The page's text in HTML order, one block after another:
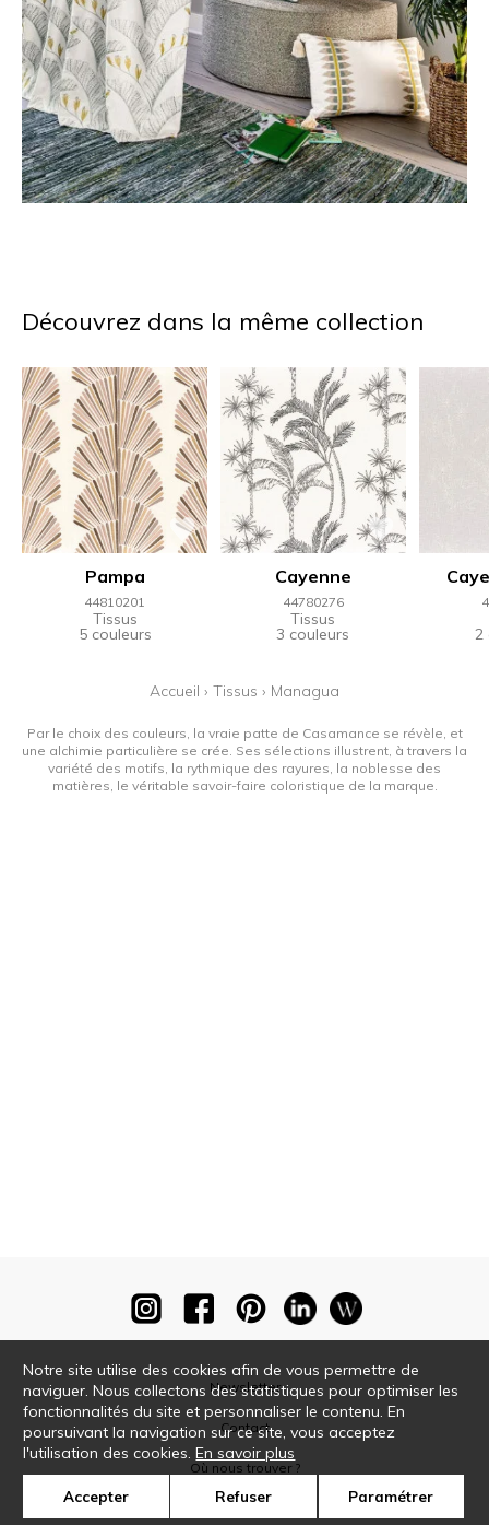
Découvrez dans la même collection
Pampa
44810201
Tissus
5 couleurs
Cayenne
44780276
Tissus
3 couleurs 2
Accueil › Tissus › Managua
Par le choix des couleurs, la vraie patte de Casamance se révèle, et
une alchimie particulière se crée. Ses sélections illustrent, à travers la
variété des motifs, la rythmique des rayures, la noblesse des
matières, le véritable savoir-faire coloristique de la marque.
Newsletter
Contact
Où nous trouver ?
Notre site utilise des cookies afin de vous permettre de
naviguer. Nous collectons des statistiques pour optimiser les
fonctionnalités du site et personnaliser le contenu. En
poursuivant la navigation sur ce site, vous acceptez
l'utilisation des cookies.En savoir plus
Accepter Refuser Paramétrer